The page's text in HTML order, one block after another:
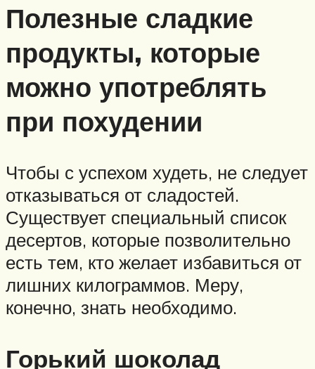
Полезные сладкие
продукты, которые
можно употреблять
при похудении
Чтобы с успехом худеть, не следует
отказываться от сладостей.
Существует специальный список
десертов, которые позволительно
есть тем, кто желает избавиться от
лишних килограммов. Меру,
конечно, знать необходимо.
Горький шоколад